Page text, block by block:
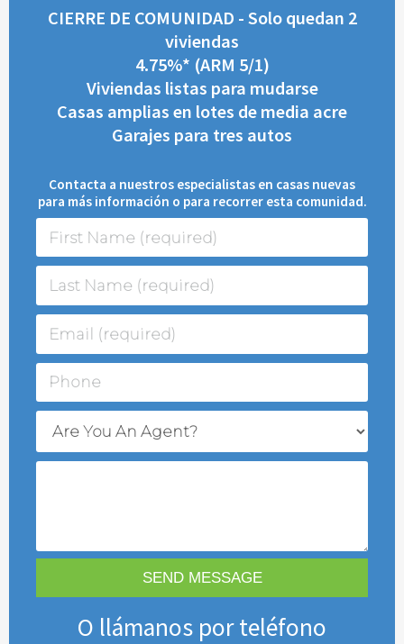
CIERRE DE COMUNIDAD - Solo quedan 2
viviendas
4.75%* (ARM 5/1)
Viviendas listas para mudarse
Casas amplias en lotes de media acre
Garajes para tres autos
Contacta a nuestros especialistas en casas nuevas
para más información o para recorrer esta comunidad.
O llámanos por teléfono